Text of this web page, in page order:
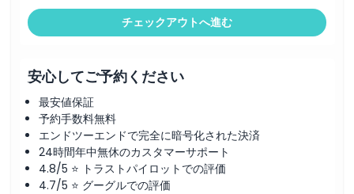
チェックアウトへ進む
安心してご予約ください
最安値保証
予約手数料無料
エンドツーエンドで完全に暗号化された決済
24時間年中無休のカスタマーサポート
4.8/5 ⭐ トラストパイロットでの評価
4.7/5 ⭐ グーグルでの評価